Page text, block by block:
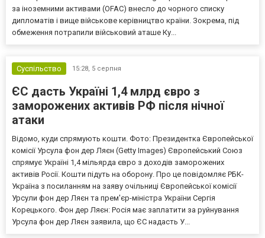
за іноземними активами (OFAC) внесло до чорного списку
дипломатів і вище військове керівництво країни. Зокрема, під
обмеження потрапили військовий аташе Ку...
Суспільство 15:28, 5 серпня
ЄС дасть Україні 1,4 млрд євро з
заморожених активів РФ після нічної
атаки
Відомо, куди спрямують кошти. Фото: Президентка Європейської
комісії Урсула фон дер Ляєн (Getty Images) Європейський Союз
спрямує Україні 1,4 мільярда євро з доходів заморожених
активів Росії. Кошти підуть на оборону. Про це повідомляє РБК-
Україна з посиланням на заяву очільниці Європейської комісії
Урсули фон дер Ляєн та прем'єр-міністра України Сергія
Корецького. Фон дер Ляєн: Росія має заплатити за руйнування
Урсула фон дер Ляєн заявила, що ЄС надасть У...